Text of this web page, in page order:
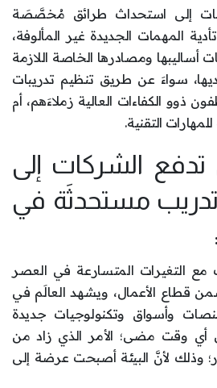
إلى استحداث طرائق مُخصَّصَة
المهمات الجديدة غير المألوفة،
ومصادرها الخاصة اللازمة
سواءَ عن طريق تنظيم تدريبات
ذوو الكفاءات العالية زملاءَهم، أم
التقنية.
تدفع الشركات إلى
تدريب مستحدثَة في
مع التغيرات المتسارعة في العصر
قطاع الأعمال، ويشهد العالَم في
وأسواق وتكنولوجيات جديدة
أي وقت مضى؛ الأمر الذي زاد من
وذلك لأنَّ البيئة أصبحت عرضة إلى